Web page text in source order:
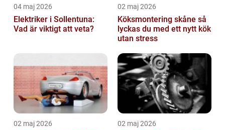
04 maj 2026
Elektriker i Sollentuna:
Vad är viktigt att veta?
02 maj 2026
Köksmontering skåne så
lyckas du med ett nytt kök
utan stress
02 maj 2026 02 maj 2026